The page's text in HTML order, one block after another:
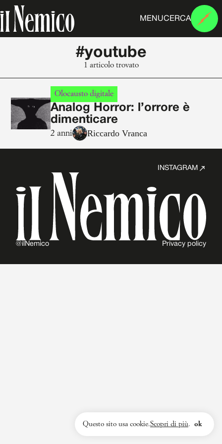
MENUCERCA
#youtube
1 articolo trovato
Olocausto digitale
Analog Horror: l’orrore è
dimenticare
2 anni Riccardo Vranca
INSTAGRAM
@ilNemico Privacy policy
Questo sito usa cookie.Scopri di più. ok